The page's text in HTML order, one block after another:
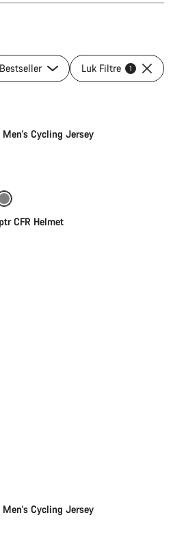
Bestseller Luk Filtre 1
Vælg
Men's Cycling Jersey
CFR Helmet
Men's Cycling Jersey